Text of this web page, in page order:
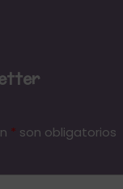
* son obligatorios